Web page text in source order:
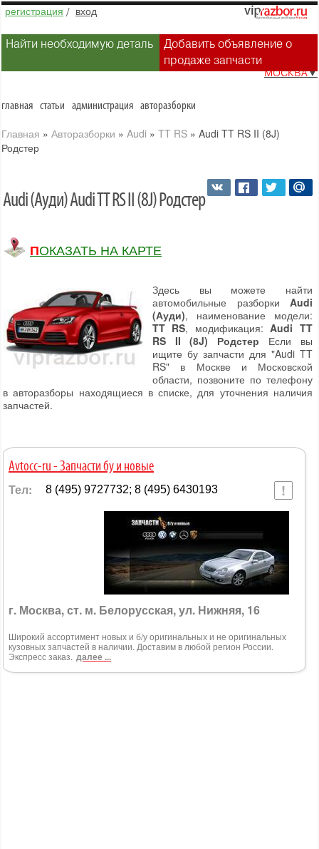
регистрация / вход
Найти необходимую деталь
Добавить объявление о
продаже запчасти
МОСКВА▼
главная статьи администрация авторазборки
Главная » Авторазборки » Audi » TT RS » Audi TT RS II (8J)
Родстер
Audi (Ауди) Audi TT RS II (8J) Родстер
ПОКАЗАТЬ НА КАРТЕ
Здесь вы можете найти
автомобильные разборки Audi
(Ауди), наименование модели:
TT RS, модификация: Audi TT
RS II (8J) Родстер Если вы
ищите бу запчасти для "Audi TT
RS" в Москве и Московской
области, позвоните по телефону
в авторазборы находящиеся в списке, для уточнения наличия
запчастей.
Avtocc-ru - Запчасти бу и новые
Тел: 8 (495) 9727732; 8 (495) 6430193
г. Москва, ст. м. Белорусская, ул. Нижняя, 16
Широкий ассортимент новых и б/у оригинальных и не оригинальных
кузовных запчастей в наличии. Доставим в любой регион России.
Экспресс заказ. далее ...